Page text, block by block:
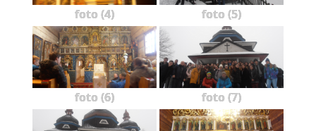
foto (4) foto (5)
foto (6) foto (7)